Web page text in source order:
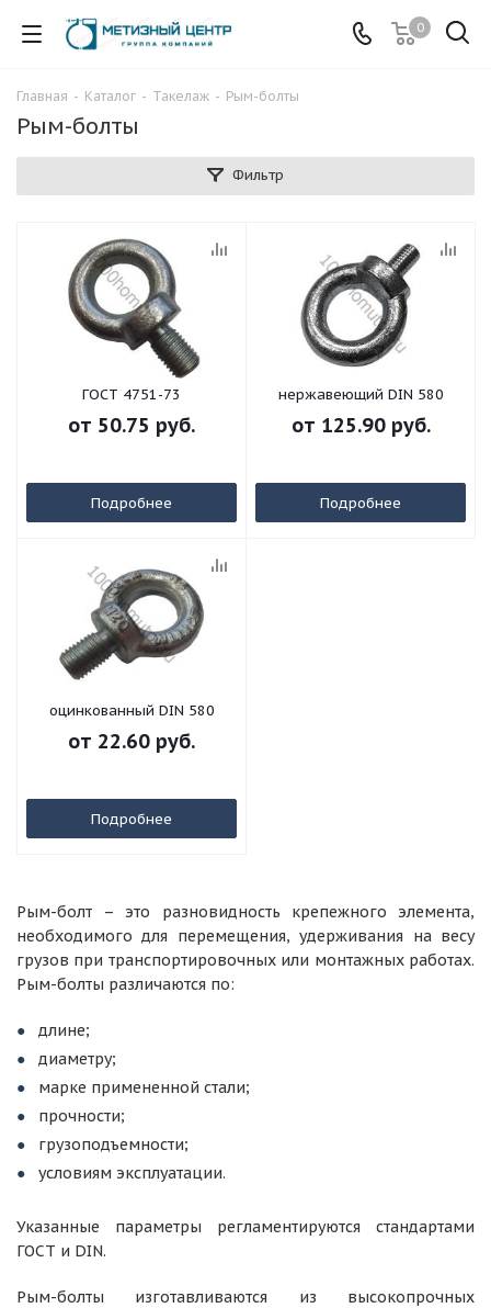
0
Главная - Каталог - Такелаж - Рым-болты
Рым-болты
Фильтр
ГОСТ 4751-73
от 50.75 руб.
Подробнее
нержавеющий DIN 580
от 125.90 руб.
Подробнее
оцинкованный DIN 580
от 22.60 руб.
Подробнее
Рым-болт – это разновидность крепежного элемента,
необходимого для перемещения, удерживания на весу
грузов при транспортировочных или монтажных работах.
Рым-болты различаются по:
длине;
диаметру;
марке примененной стали;
прочности;
грузоподъемности;
условиям эксплуатации.
Указанные параметры регламентируются стандартами
ГОСТ и DIN.
Рым-болты изготавливаются из высокопрочных